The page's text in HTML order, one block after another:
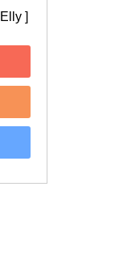
]